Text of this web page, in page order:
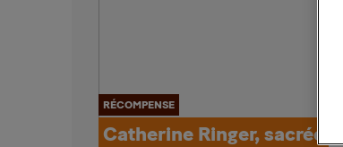
RÉCOMPENSE
Catherine Ringer, sacrée